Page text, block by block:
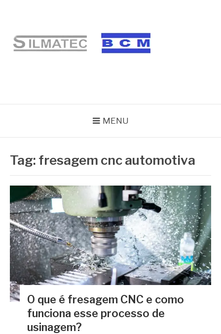
conteúdo
MENU
Tag: fresagem cnc automotiva
O que é fresagem CNC e como
funciona esse processo de
usinagem?